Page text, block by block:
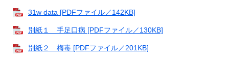
31w data [PDFファイル／142KB]
別紙１ 手足口病 [PDFファイル／130KB]
別紙２ 梅毒 [PDFファイル／201KB]